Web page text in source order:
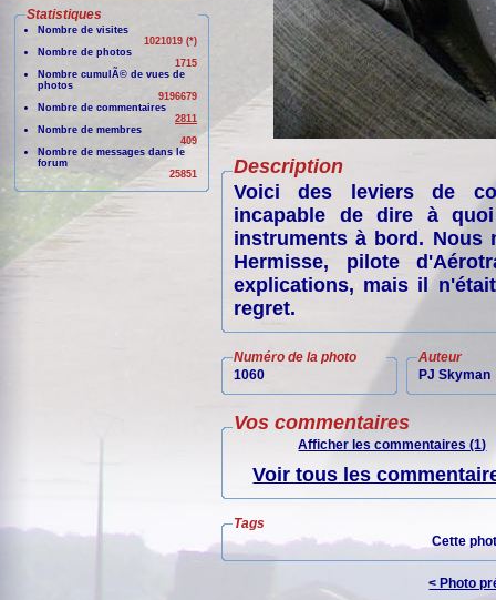
Statistiques
Nombre de visites
1021019 (*)
Nombre de photos
1715
Nombre cumulÃ© de vues de
photos
9196679
Nombre de commentaires
2811
Nombre de membres
409
Nombre de messages dans le
forum
25851
Description
Voici des leviers de
incapable de dire à
instruments à bord. Nous
Hermisse, pilote
explications, mais il
regret.
Numéro de la photo
1060
Auteur
PJ Skyman
Vos commentaires
Afficher les commentaires (1)
Voir tous les
Tags
Cette
< Photo